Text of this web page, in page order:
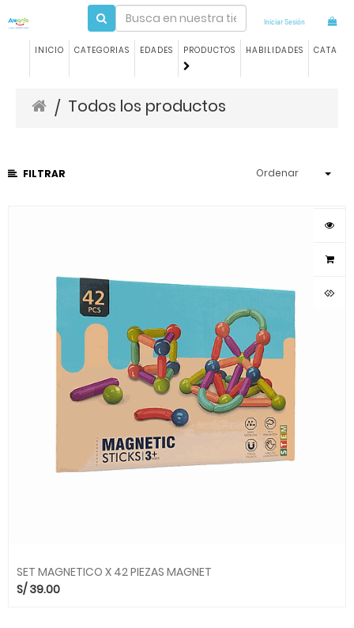
Iniciar Sesión
INICIO CATEGORIAS EDADES PRODUCTOS HABILIDADES
/ Todos los productos
FILTRAR Ordenar
SET MAGNETICO X 42 PIEZAS MAGNET
S/ 39.00